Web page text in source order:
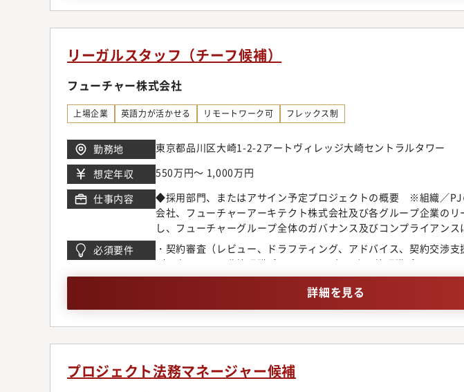
品に直接関係する業務を経験する機会もあります。・研修制度・教
ます（社内外研修、海外留学制度、海外の外部弁護士事務所での短
の大きなM&A等の各種プロジェクト案件を経験する機会があります
る可能性もあります）・部門の7割がキャリア入社者であり、キャ
なっています。【CSV経営について】※面接前に必ずご確認下さい?
https://www.kirinholdings.com/jp/company/strategy/csv/
リーガルスタッフ（チーフ候補）
フューチャー株式会社
上場企業 英語力が活かせる リモートワーク可 フレックス制
勤務地
東京都品川区大崎1-2-2アートヴィレッジ大崎セントラルタワー
想定年収
550万円～ 1,000万円
仕事内容
◆採用部門、またはアサイン予定プロジェクトの概要 ※組織／PJ
会社、フューチャーアーキテクト株式会社及び各グループ企業の
し、フューチャーグループ全体のガバナンス及びコンプライアン
契約審査業務を主とし、ご経験やご志向に応じて以下業務もお任
細】具体的には・契約審査（国内の各種契約のレビュー、ドラフテ
支援）・各種法律相談・知的財産管理（弁理士と連携した、調査
訟対応・支援・登記実務・社内及びグループ会社向けの教育、研修
により、就業場所に捉われない働き方ができます。（業務上必要な
には本社等へ出社いただきます）。・リモートワーク制度や裁量労
必須要件
・契約審査（レビュー、ドラフティング、アドバイス、契約交渉
（目安として、非管理職ポジションは3年以上、管理職ポジション
ケーション力（特に、契約リスクを理解してもらうために論理的
詳細を見る
プロジェクト法務マネージャー候補